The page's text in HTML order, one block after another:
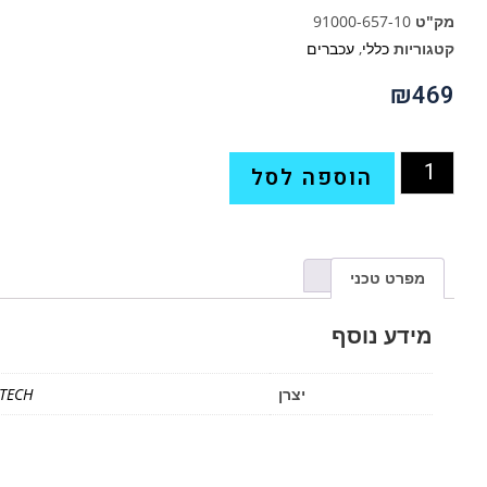
מק"ט 91000-657-10
קטגוריות כללי, עכברים
₪469
הוספה לסל
מפרט טכני
מידע נוסף
יצרן